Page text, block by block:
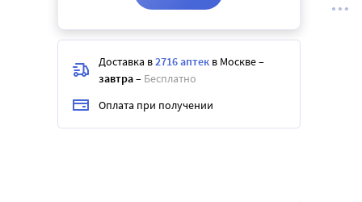
Доставка в2716 аптек в Москве–
завтра– Бесплатно
Оплата при получении